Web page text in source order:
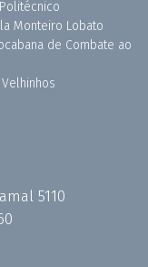
Monteiro Lobato
de Combate ao
5110